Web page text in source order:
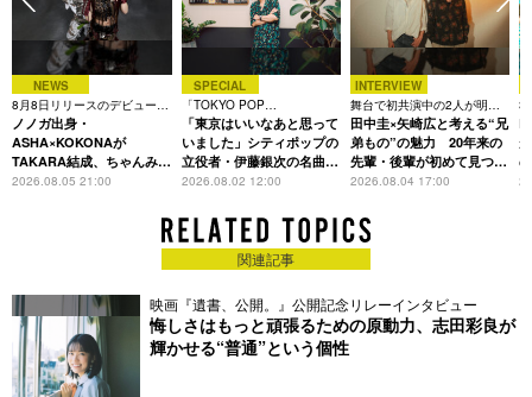
NEWS
8月8日リリースのデビュー曲
は「Time is money」
ノノガ出身・
ASHA×KOKONAが
TAKARA結成、ちゃんみな
主宰レーベル第2弾アーテ
2026.08.05 21:00
SPECIAL
「TOKYO POP
CHRONICLE」特集
「東京はいいなあと思って
いました」シティポップの
立役者・伊藤銀次の名曲回
想録
2026.08.02 12:00
INTERVIEW
舞台で初共演中の2人が明か
す、今の自分をつくる恩人の
存在
田中圭×矢崎広と考える“兄
弟もの”の魅力 20年来の
先輩・後輩が初めて見つけ
た互いの共通点とは
2026.08.04 17:00
3
関連記事
映画『遺書、公開。』公開記念リレーインタビュー
悔しさはもっと頑張るための原動力、志田彩良が
輝かせる“普通”という個性